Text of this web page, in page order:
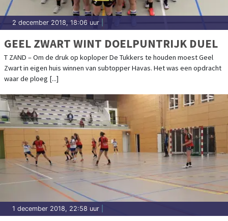
2 december 2018, 18:06 uur
GEEL ZWART WINT DOELPUNTRIJK DUEL
T ZAND – Om de druk op koploper De Tukkers te houden moest Geel
Zwart in eigen huis winnen van subtopper Havas. Het was een opdracht
waar de ploeg [...]
1 december 2018, 22:58 uur